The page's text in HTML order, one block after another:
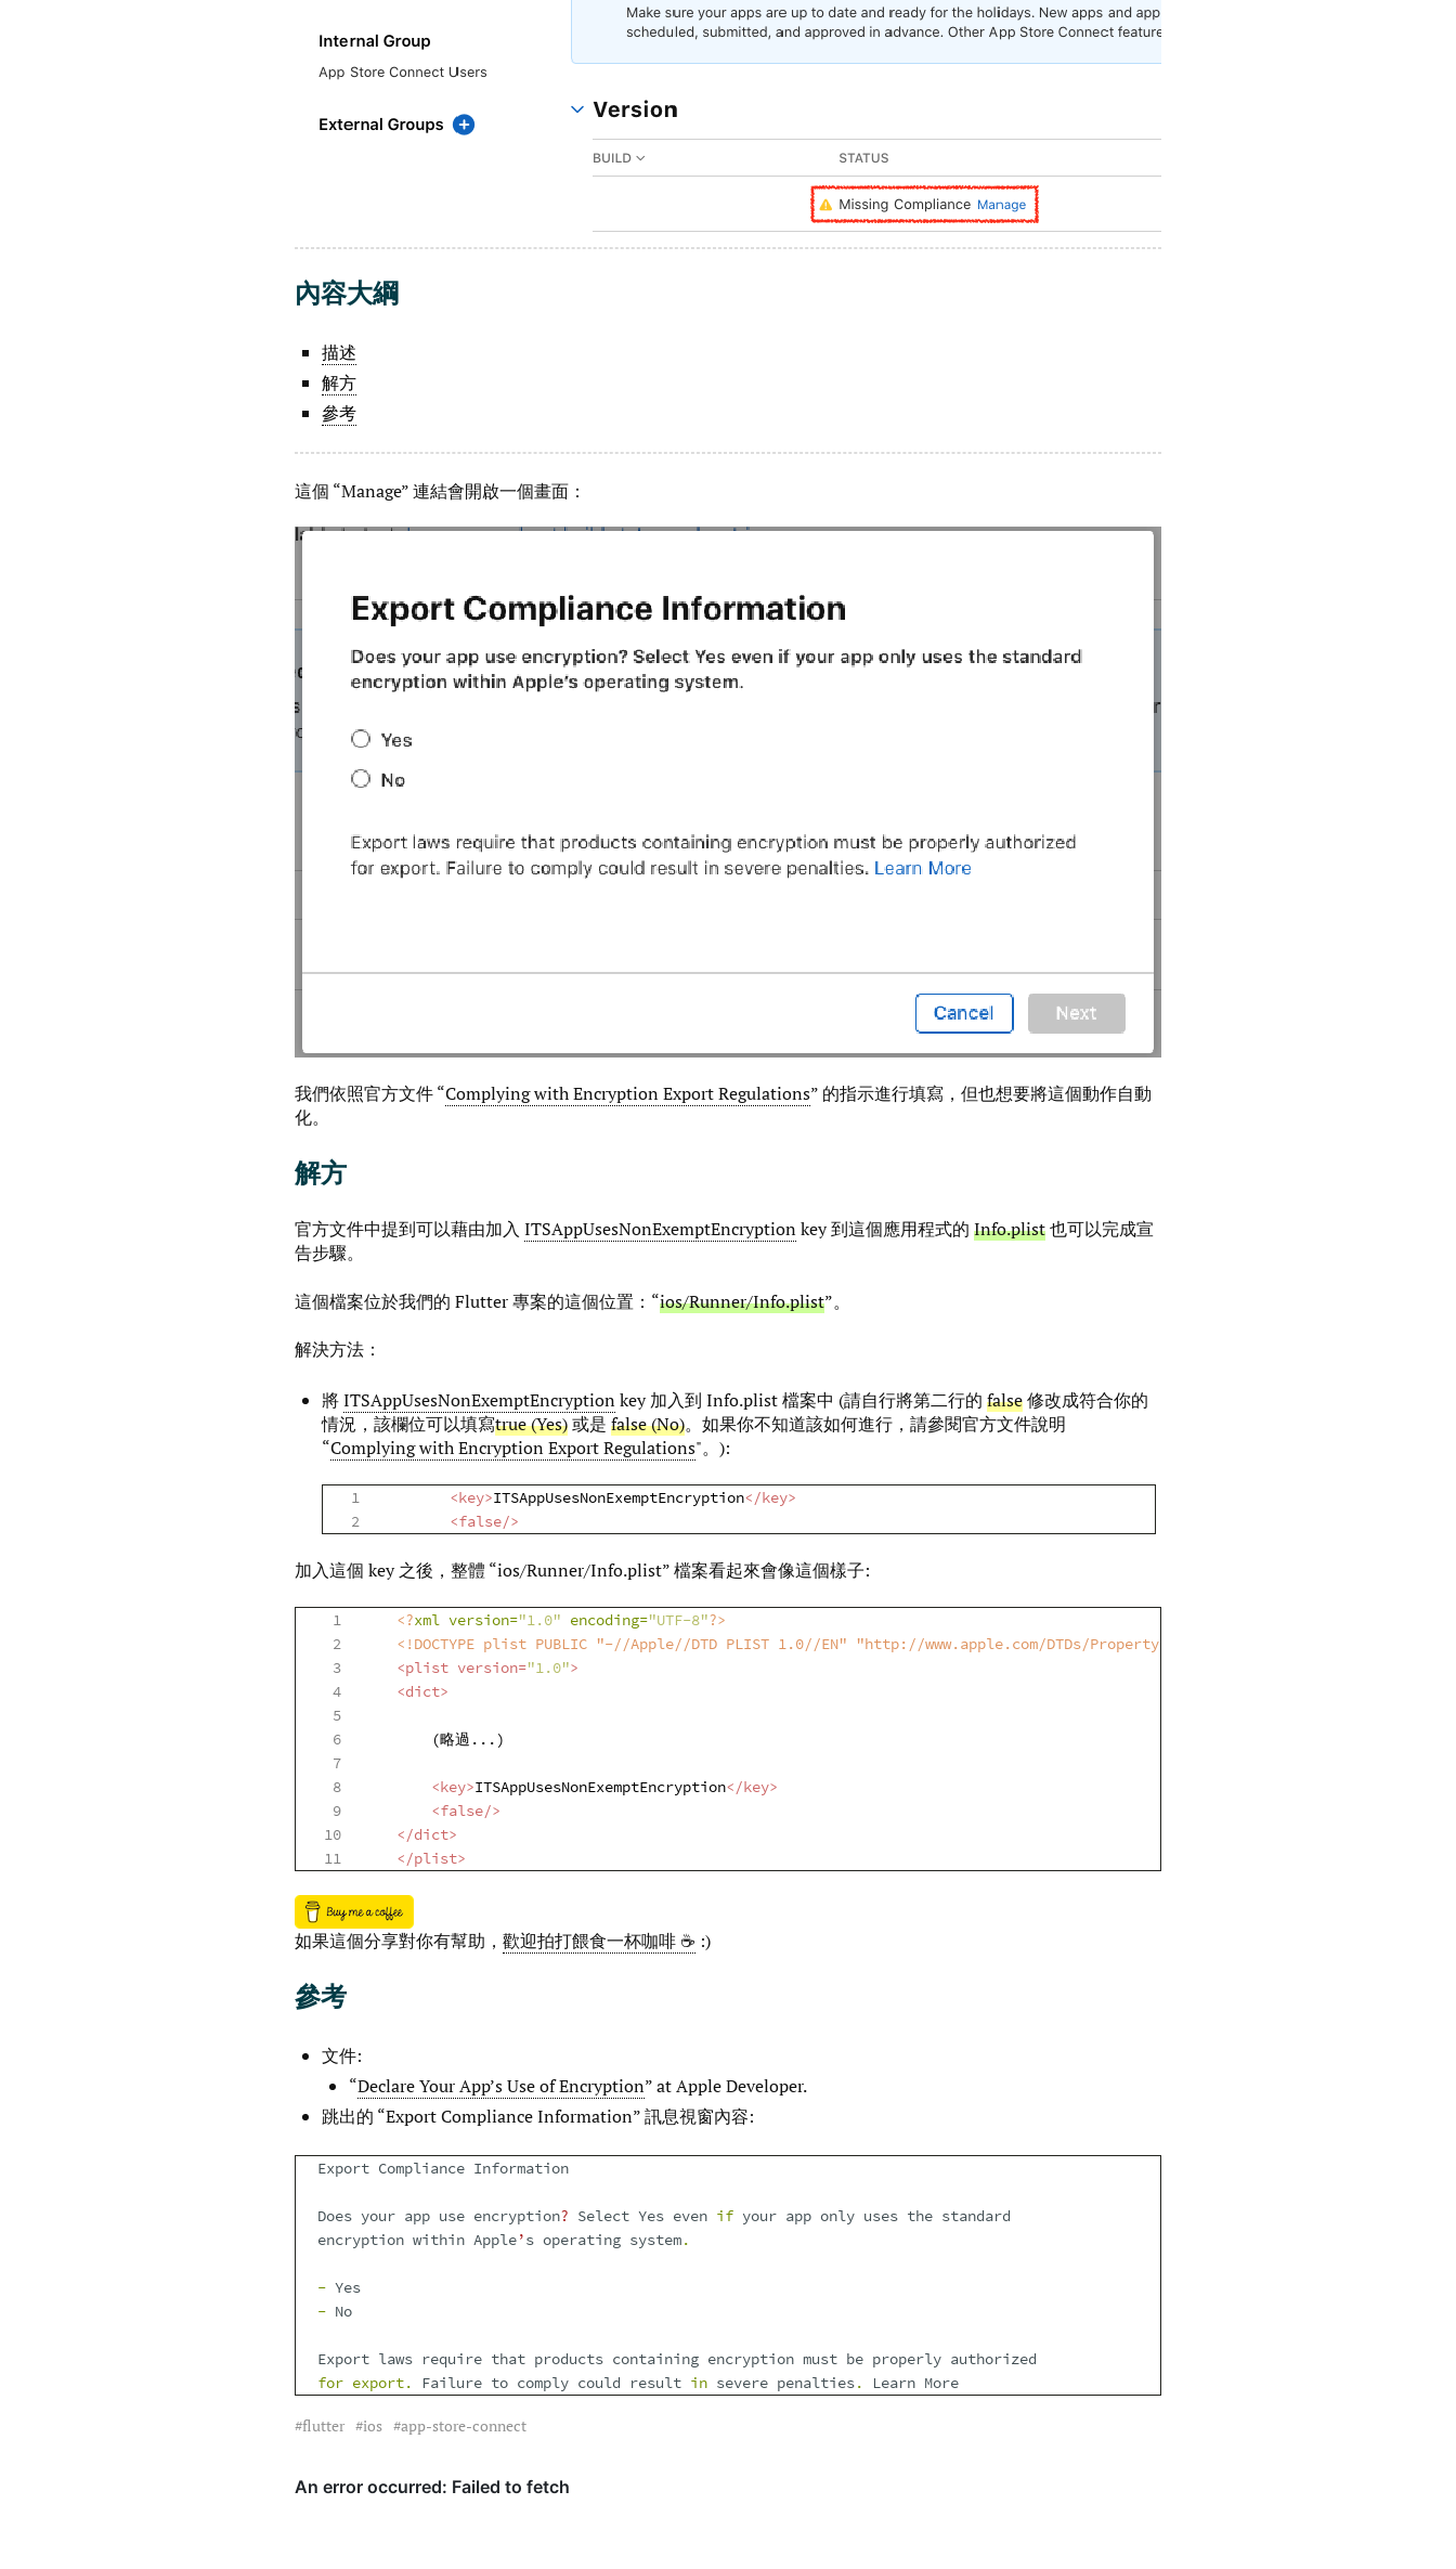
內容大綱
描述
解方
參考
這個 “Manage” 連結會開啟一個畫面：
我們依照官方文件 “Complying with Encryption Export Regulations” 的指示進行填寫，但也想要將這個動作自動
化。
解方
官方文件中提到可以藉由加入 ITSAppUsesNonExemptEncryptionkey 到這個應用程式的 Info.plist也可以完成宣
告步驟。
這個檔案位於我們的 Flutter 專案的這個位置：“ios/Runner/Info.plist”。
解決方法：
將ITSAppUsesNonExemptEncryptionkey 加入到 Info.plist 檔案中 (請自行將第二行的 false修改成符合你的
情況，該欄位可以填寫true (Yes)或是 false (No)。如果你不知道該如何進行，請參閱官方文件說明
“Complying with Encryption Export Regulations"。):
1
2
<key>ITSAppUsesNonExemptEncryption</key>
<false/>
加入這個 key 之後，整體 “ios/Runner/Info.plist” 檔案看起來會像這個樣子:
1
2
3
4
5
6
7
8
9
10
11
<?xml version="1.0" encoding="UTF-8"?>
<!DOCTYPE plist PUBLIC "-//Apple//DTD PLIST 1.0//EN" "http://www.apple.com/DTDs/PropertyList-1.0.dtd">
<plist version="1.0">
<dict>
<key>ITSAppUsesNonExemptEncryption</key>
<false/>
</dict>
</plist>
如果這個分享對你有幫助， 歡迎拍打餵食一杯咖啡 ☕ :)
參考
文件:
“Declare Your App’s Use of Encryption” at Apple Developer.
跳出的 “Export Compliance Information” 訊息視窗內容:
Export Compliance Information
Does your app use encryption? Select Yes even if your app only uses the standard
encryption within Apple’s operating system.
- Yes
- No
Export laws require that products containing encryption must be properly authorized
for export. Failure to comply could result in severe penalties. Learn More
flutter ios app-store-connect